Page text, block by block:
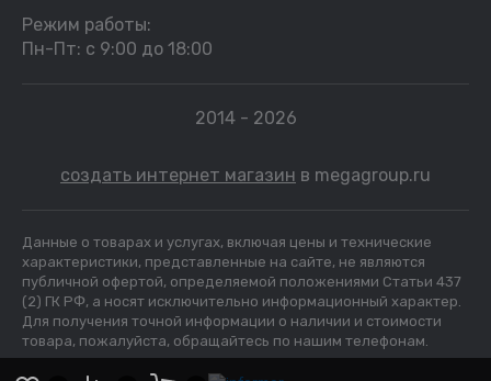
Режим работы:
Пн-Пт: с 9:00 до 18:00
2014 - 2026
создать интернет магазин в megagroup.ru
Данные о товарах и услугах, включая цены и технические
характеристики, представленные на сайте, не являются
публичной офертой, определяемой положениями Статьи 437
(2) ГК РФ, а носят исключительно информационный характер.
Для получения точной информации о наличии и стоимости
товара, пожалуйста, обращайтесь по нашим телефонам.